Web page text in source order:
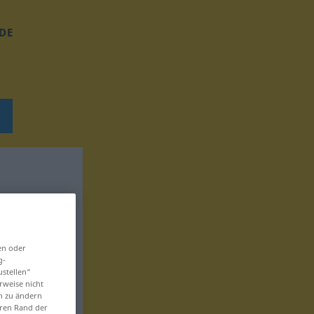
DE
oder
nicht
zu ändern
Rand der